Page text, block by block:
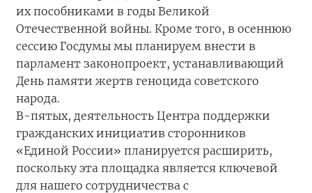
их пособниками в годы Великой
Отечественной войны. Кроме того, в осеннюю
сессию Госдумы мы планируем внести в
парламент законопроект, устанавливающий
День памяти жертв геноцида советского
народа.
В-пятых, деятельность Центра поддержки
гражданских инициатив сторонников
«Единой России» планируется расширить,
поскольку эта площадка является ключевой
для нашего сотрудничества с